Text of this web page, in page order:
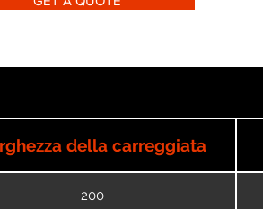
della carreggiata
200